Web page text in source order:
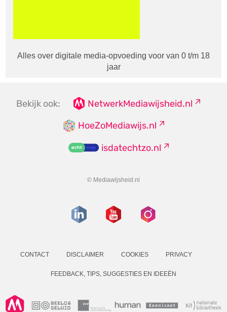
Alles over digitale media-opvoeding voor van 0 t/m 18
jaar
Bekijk ook:
NetwerkMediawijsheid.nl
HoeZoMediawijs.nl
isdatechtzo.nl
© Mediawijsheid.nl
CONTACT DISCLAIMER COOKIES PRIVACY
FEEDBACK, TIPS, SUGGESTIES EN IDEEËN